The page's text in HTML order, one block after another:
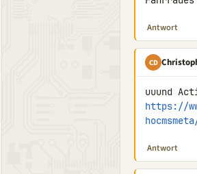
Antwort
CD
https://
Antwort